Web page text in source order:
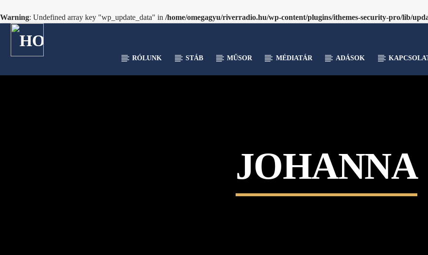
Warning: Undefined array key "wp_update_data" in /home/omegagyu/riverradio.hu/wp-content/plugins/ithemes-security-pro/lib/
RÓLUNK STÁB MŰSOR MÉDIATÁR ADÁSOK
JOHANNA